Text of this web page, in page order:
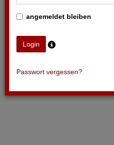
angemeldet bleiben
Passwort vergessen?